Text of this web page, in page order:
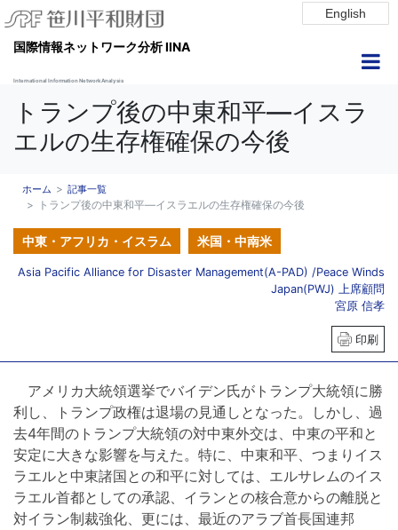
English
国際情報ネットワーク分析 IINA
International Information Network Analysis
トランプ後の中東和平―イスラ
エルの生存権確保の今後
ホーム 記事一覧
トランプ後の中東和平―イスラエルの生存権確保の今後
中東・アフリカ・イスラム 米国・中南米
Asia Pacific Alliance for Disaster Management(A-PAD) /Peace Winds
Japan(PWJ) 上席顧問
宮原 信孝
印刷
アメリカ大統領選挙でバイデン氏がトランプ大統領に勝
利し、トランプ政権は退場の見通しとなった。しかし、過
去4年間のトランプ大統領の対中東外交は、中東の平和と
安定に大きな影響を与えた。特に、中東和平、つまりイス
ラエルと中東諸国との和平に対しては、エルサレムのイス
ラエル首都としての承認、イランとの核合意からの離脱と
対イラン制裁強化、更には、最近のアラブ首長国連邦